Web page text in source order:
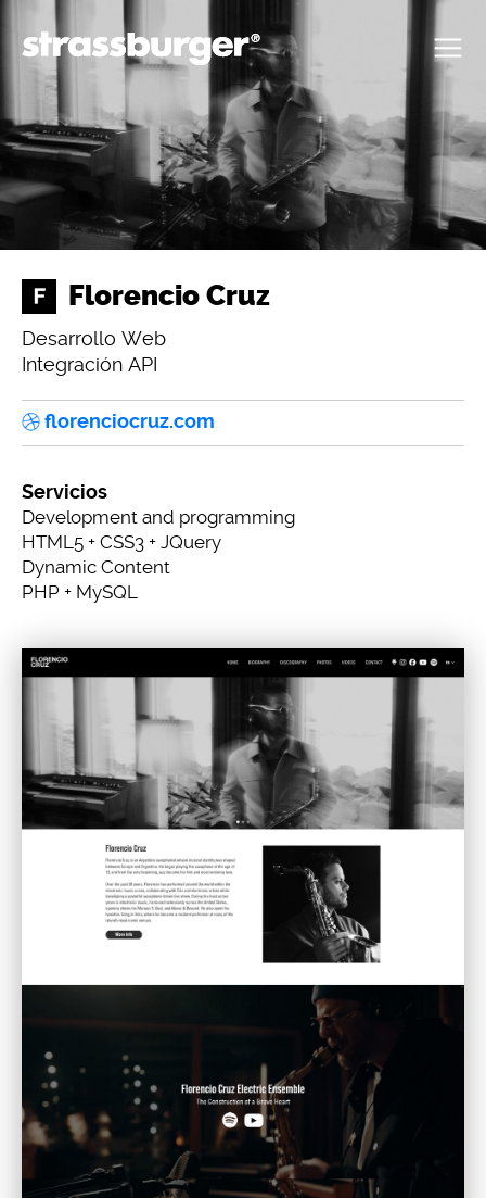
Florencio Cruz
Desarrollo Web
Integración API
florenciocruz.com
Servicios
Development and programming
HTML5 + CSS3 + JQuery
Dynamic Content
PHP + MySQL